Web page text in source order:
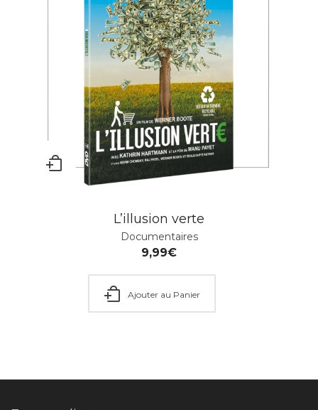
L’illusion verte
Documentaires
9,99€
Ajouter au Panier